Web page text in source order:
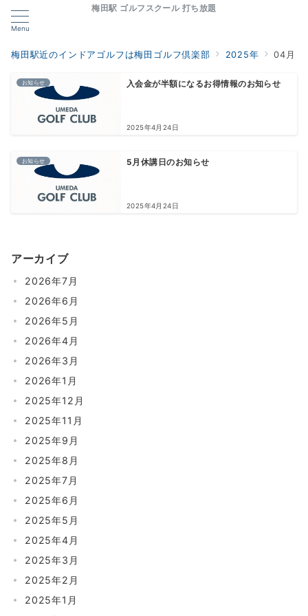
Menu
梅田駅 ゴルフスクール 打ち放題
梅田駅近のインドアゴルフは梅田ゴルフ倶楽部 2025年 04月
お知らせ 入会金が半額になるお得情報のお知らせ
2025年4月24日
お知らせ 5月休講日のお知らせ
2025年4月24日
アーカイブ
2026年7月
2026年6月
2026年5月
2026年4月
2026年3月
2026年1月
2025年12月
2025年11月
2025年9月
2025年8月
2025年7月
2025年6月
2025年5月
2025年4月
2025年3月
2025年2月
2025年1月